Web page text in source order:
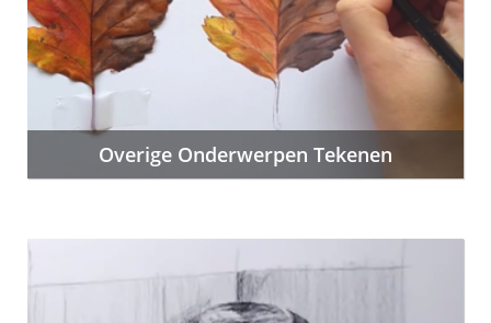
Overige Onderwerpen Tekenen